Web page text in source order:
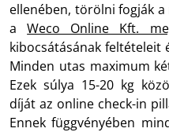
ellenében, törölni fogják
aWeco Online Kft.
kibocsátásának feltételeit
Minden utas maximum
Ezek súlya 15-20 kg
díját az online check-in
Ennek függvényében